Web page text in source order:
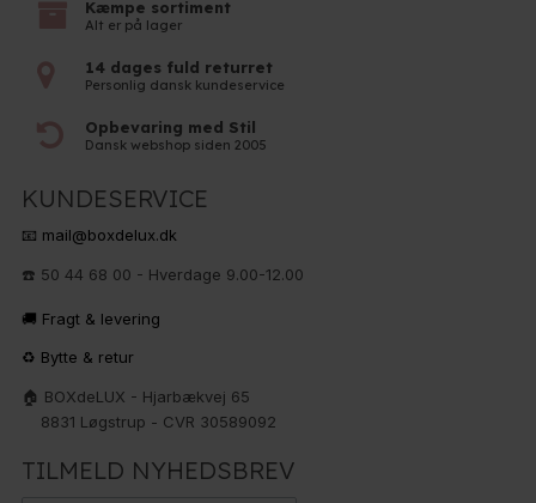
Kæmpe sortiment
Alt er på lager
14 dages fuld returret
Personlig dansk kundeservice
Opbevaring med Stil
Dansk webshop siden 2005
KUNDESERVICE
📧 mail@boxdelux.dk
☎️ 50 44 68 00 - Hverdage 9.00-12.00
🚚 Fragt & levering
♻️ Bytte & retur
🏠 BOXdeLUX - Hjarbækvej 65
8831 Løgstrup - CVR 30589092
TILMELD NYHEDSBREV